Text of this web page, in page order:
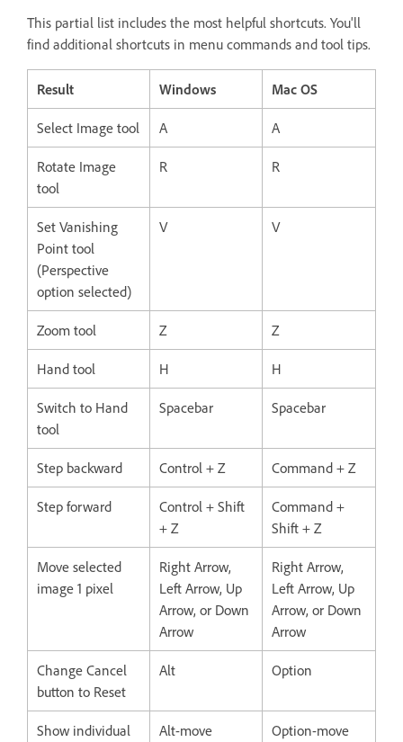
This partial list includes the most helpful shortcuts. You'll
find additional shortcuts in menu commands and tool tips.
Result Windows Mac OS
Select Image tool A A
Rotate Image
tool
R R
Set Vanishing
Point tool
(Perspective
option selected)
V V
Zoom tool Z Z
Hand tool H H
Switch to Hand
tool
Spacebar Spacebar
Step backward Control + Z Command + Z
Step forward
Control + Shift
+ Z
Command +
Shift + Z
Move selected
image 1 pixel
Right Arrow,
Left Arrow, Up
Arrow, or Down
Arrow
Right Arrow,
Left Arrow, Up
Arrow, or Down
Arrow
Change Cancel
button to Reset
Alt Option
Show individual
Alt-move
Option-move